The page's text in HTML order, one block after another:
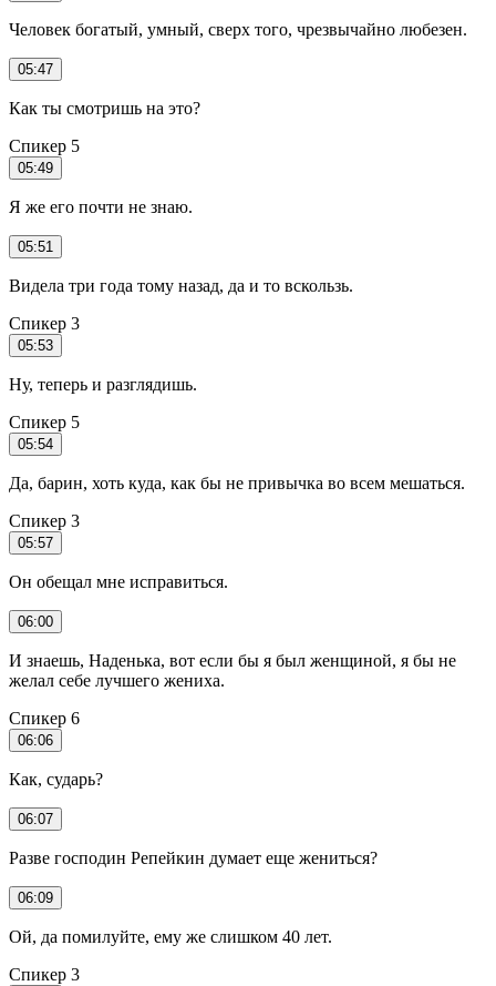
Человек богатый, умный, сверх того, чрезвычайно любезен.
05:47
Как ты смотришь на это?
Спикер 5
05:49
Я же его почти не знаю.
05:51
Видела три года тому назад, да и то вскользь.
Спикер 3
05:53
Ну, теперь и разглядишь.
Спикер 5
05:54
Да, барин, хоть куда, как бы не привычка во всем мешаться.
Спикер 3
05:57
Он обещал мне исправиться.
06:00
И знаешь, Наденька, вот если бы я был женщиной, я бы не
желал себе лучшего жениха.
Спикер 6
06:06
Как, сударь?
06:07
Разве господин Репейкин думает еще жениться?
06:09
Ой, да помилуйте, ему же слишком 40 лет.
Спикер 3